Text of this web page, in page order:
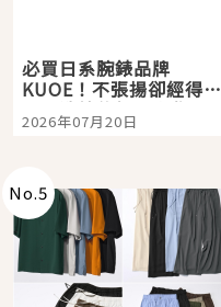
必買日系腕錶品牌
KUOE！不張揚卻經得起
時間洗鍊的經典之作五
選
2026年07月20日
No.5